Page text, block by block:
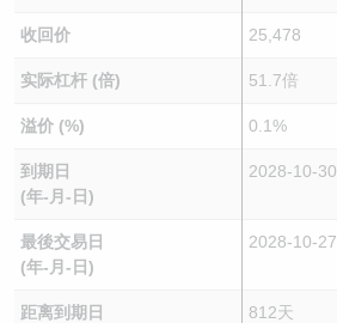
收回价 25,478
实际杠杆 (倍) 51.7倍
溢价 (%) 0.1%
到期日
(年-月-日)
2028-10-30
最後交易日
(年-月-日)
2028-10-27
距离到期日 812天